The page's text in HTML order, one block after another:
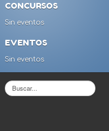
CONCURSOS
Sin eventos
EVENTOS
Sin eventos
B
u